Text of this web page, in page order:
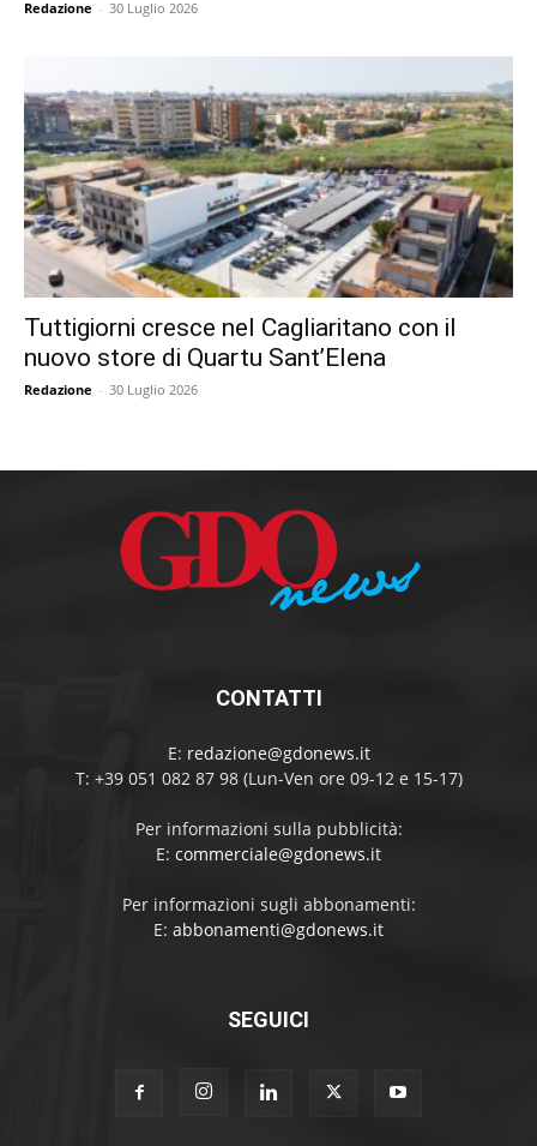
Redazione - 30 Luglio 2026
Tuttigiorni cresce nel Cagliaritano con il
nuovo store di Quartu Sant’Elena
Redazione - 30 Luglio 2026
CONTATTI
E: redazione@gdonews.it
T: +39 051 082 87 98 (Lun-Ven ore 09-12 e 15-17)
Per informazioni sulla pubblicità:
E: commerciale@gdonews.it
Per informazioni sugli abbonamenti:
E: abbonamenti@gdonews.it
SEGUICI